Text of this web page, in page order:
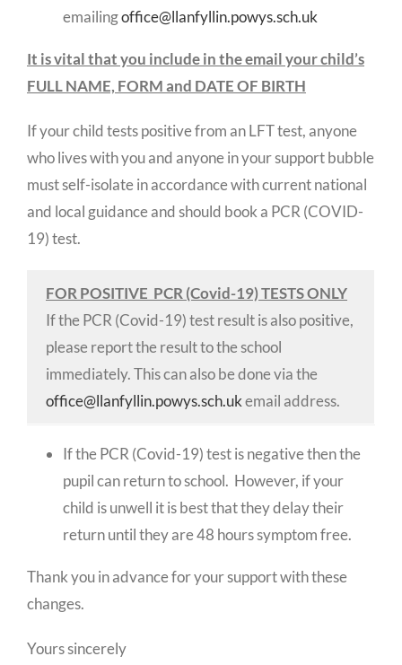
emailingoffice@llanfyllin.powys.sch.uk
It is vital that you include in the email your child’s
FULL NAME, FORM and DATE OF BIRTH
If your child tests positive from an LFT test, anyone
who lives with you and anyone in your support bubble
must self-isolate in accordance with current national
and local guidance and should book a PCR (COVID-
19) test.
FOR POSITIVE PCR (Covid-19) TESTS ONLY
If the PCR (Covid-19) test result is also positive,
please report the result to the school
immediately. This can also be done via the
office@llanfyllin.powys.sch.ukemail address.
If the PCR (Covid-19) test is negative then the
pupil can return to school. However, if your
child is unwell it is best that they delay their
return until they are 48 hours symptom free.
Thank you in advance for your support with these
changes.
Yours sincerely